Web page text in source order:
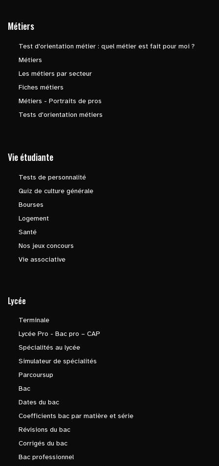
Métiers
Test d'orientation métier : quel métier est fait pour moi ?
Métiers
Les métiers par secteur
Fiches métiers
Métiers - Portraits de pros
Tests d'orientation métiers
Vie étudiante
Tests de personnalité
Quiz de culture générale
Bourses
Logement
Santé
Nos jeux concours
Vie associative
Lycée
Terminale
Lycée Pro - Bac pro – CAP
Spécialités au lycée
Simulateur de spécialités
Parcoursup
Bac
Dates du bac
Coefficients bac par matière et série
Révisions du bac
Corrigés du bac
Bac professionnel